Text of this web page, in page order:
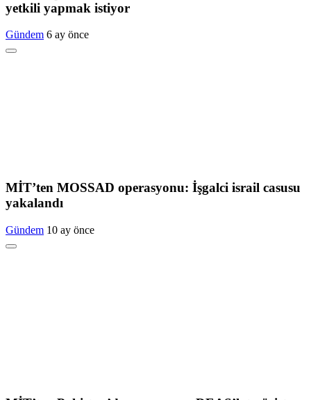
yetkili yapmak istiyor
Gündem 6 ay önce
MİT’ten MOSSAD operasyonu: İşgalci israil casusu
yakalandı
Gündem 10 ay önce